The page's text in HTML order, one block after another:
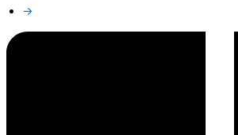
→